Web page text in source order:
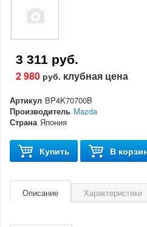
3 311 руб.
2 980 руб. клубная цена
Артикул BP4K70700B
Производитель Mazda
Страна Япония
Купить В
Описание Характеристики